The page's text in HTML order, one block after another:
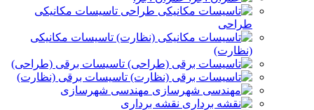
تاسیسات مکانیکی
طراحی
تاسیسات مکانیکی
(نظارت)
تاسیسات برقی (طراحی)
تاسیسات برقی (نظارت)
مهندسی شهرسازی
نقشه برداری